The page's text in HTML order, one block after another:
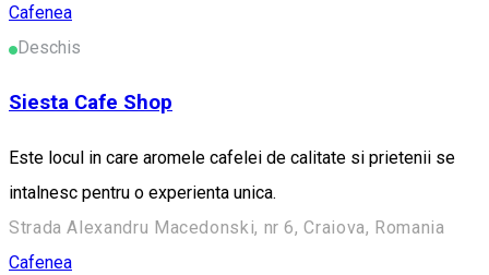
Cafenea
Deschis
Siesta Cafe Shop
Este locul in care aromele cafelei de calitate si prietenii se
intalnesc pentru o experienta unica.
Strada Alexandru Macedonski, nr 6, Craiova, Romania
Cafenea